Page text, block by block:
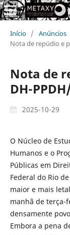
Início / Anúncios
Nota de repúdio e
Nota de
DH-
2025-10-29
O Núcleo de
Humanos e o
Públicas em
Federal do Rio
maior e mais
manhã de terça-
densamente
Embora a pena